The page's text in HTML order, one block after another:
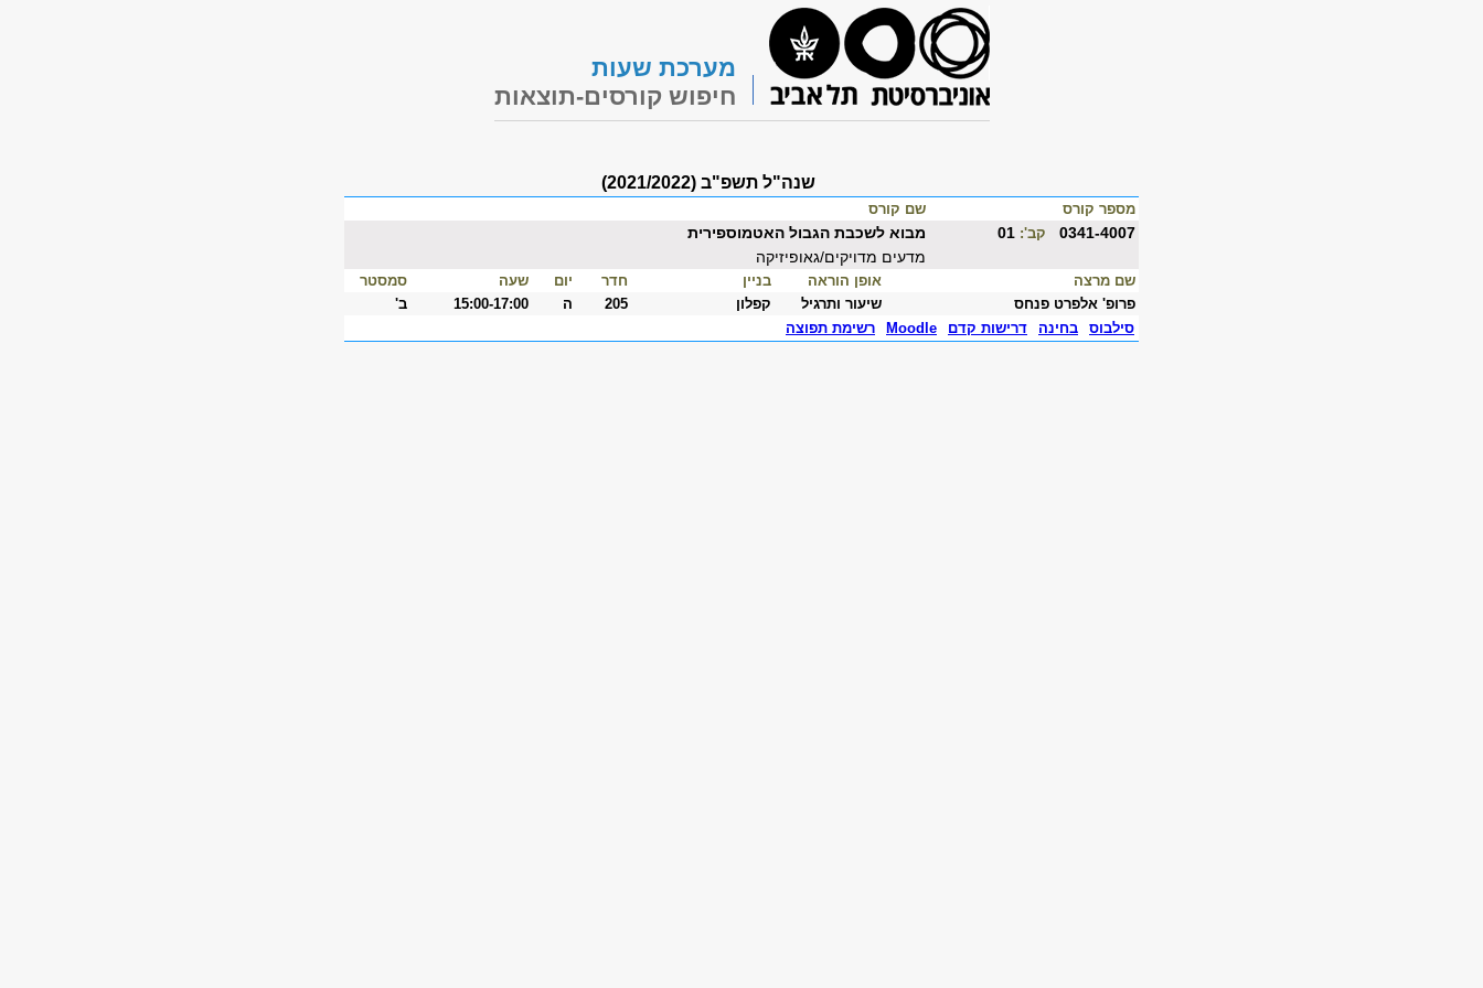
מערכת שעות
חיפוש קורסים-תוצאות
שנה"ל תשפ"ב (2021/2022)
מספר קורס שם קורס
0341-4007 קב':
מבוא לשכבת הגבול האטמוספירית
מדעים מדויקים/גאופיזיקה
שם מרצה אופן הוראה בניין חדר יום שעה
סמסטר
פרופ' אלפרט פנחס
שיעור ותרגיל קפלון 205 ה 15:00-17:00
ב'
סילבוס
בחינה דרישות קדם Moodle רשימת תפוצה